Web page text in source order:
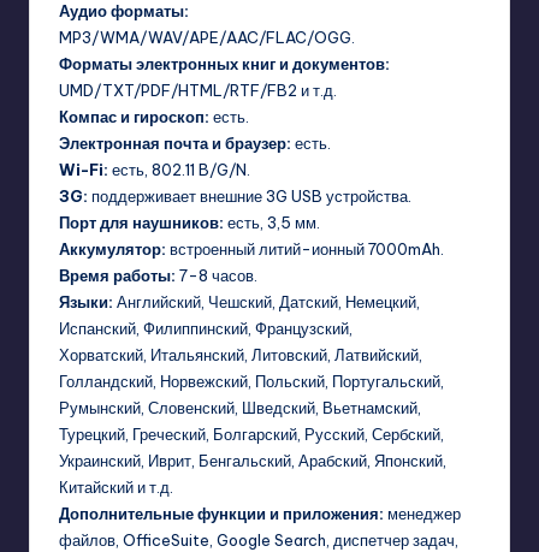
Аудио форматы:
MP3/WMA/WAV/APE/AAC/FLAC/OGG.
Форматы электронных книг и документов:
UMD/TXT/PDF/HTML/RTF/FB2 и т.д.
Компас и гироскоп: есть.
Электронная почта и браузер: есть.
Wi-Fi: есть, 802.11 B/G/N.
3G: поддерживает внешние 3G USB устройства.
Порт для наушников: есть, 3,5 мм.
Аккумулятор: встроенный литий-ионный 7000mAh.
Время работы: 7-8 часов.
Языки: Английский, Чешский, Датский, Немецкий,
Испанский, Филиппинский, Французский,
Хорватский, Итальянский, Литовский, Латвийский,
Голландский, Норвежский, Польский, Португальский,
Румынский, Словенский, Шведский, Вьетнамский,
Турецкий, Греческий, Болгарский, Русский, Сербский,
Украинский, Иврит, Бенгальский, Арабский, Японский,
Китайский и т.д.
Дополнительные функции и приложения: менеджер
файлов, OfficeSuite, Google Search, диспетчер задач,